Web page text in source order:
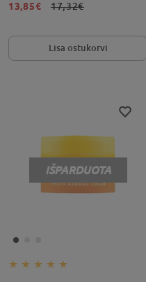
13,85€ 17,32€
Lisa ostukorvi
IŠPARDUOTA